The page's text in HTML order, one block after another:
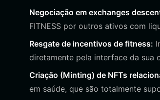
Negociação em exchanges
FITNESS por outros ativos com
Resgate de incentivos de fitness:
diretamente pela interface da sua
Criação (Minting) de NFTs
em saúde, que são totalmente